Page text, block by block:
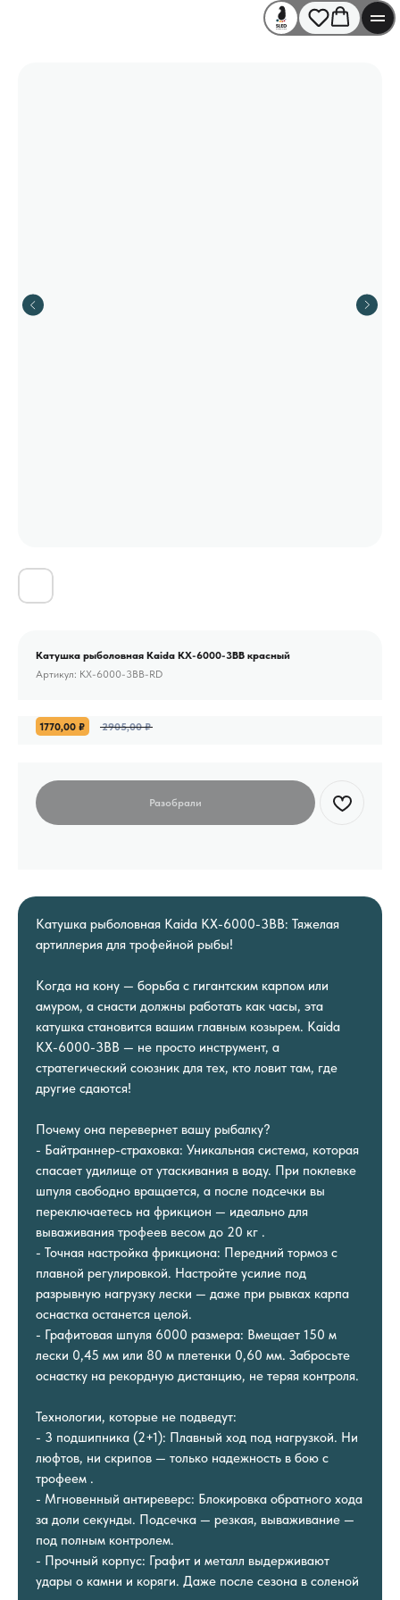
Катушка рыболовная Kaida KX-6000-3BB красный
Артикул: KX-6000-3BB-RD
1770,00 ₽ 2905,00 ₽
Катушка рыболовная Kaida KX-6000-3BB: Тяжелая
артиллерия для трофейной рыбы!
Когда на кону — борьба с гигантским карпом или
амуром, а снасти должны работать как часы, эта
катушка становится вашим главным козырем. Kaida
KX-6000-3BB — не просто инструмент, а
стратегический союзник для тех, кто ловит там, где
другие сдаются!
Почему она перевернет вашу рыбалку?
- Байтраннер-страховка: Уникальная система, которая
спасает удилище от утаскивания в воду. При поклевке
шпуля свободно вращается, а после подсечки вы
переключаетесь на фрикцион — идеально для
вываживания трофеев весом до 20 кг .
- Точная настройка фрикциона: Передний тормоз с
плавной регулировкой. Настройте усилие под
разрывную нагрузку лески — даже при рывках карпа
оснастка останется целой.
- Графитовая шпуля 6000 размера: Вмещает 150 м
лески 0,45 мм или 80 м плетенки 0,60 мм. Забросьте
оснастку на рекордную дистанцию, не теряя контроля.
Технологии, которые не подведут:
- 3 подшипника (2+1): Плавный ход под нагрузкой. Ни
люфтов, ни скрипов — только надежность в бою с
трофеем .
- Мгновенный антиреверс: Блокировка обратного хода
за доли секунды. Подсечка — резкая, вываживание —
под полным контролем.
- Прочный корпус: Графит и металл выдерживают
удары о камни и коряги. Даже после сезона в соленой